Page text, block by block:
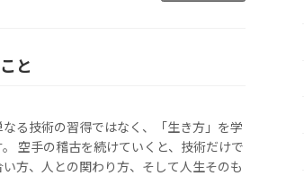
と
る技術の習得ではなく、「生き方」を学
空手の稽古を続けていくと、技術だけで
方、人との関わり方、そして人生そのも